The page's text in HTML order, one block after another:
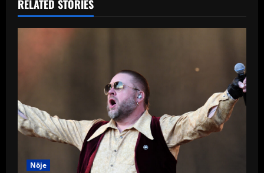
a
a
t
RELATED STORIES
Nöje